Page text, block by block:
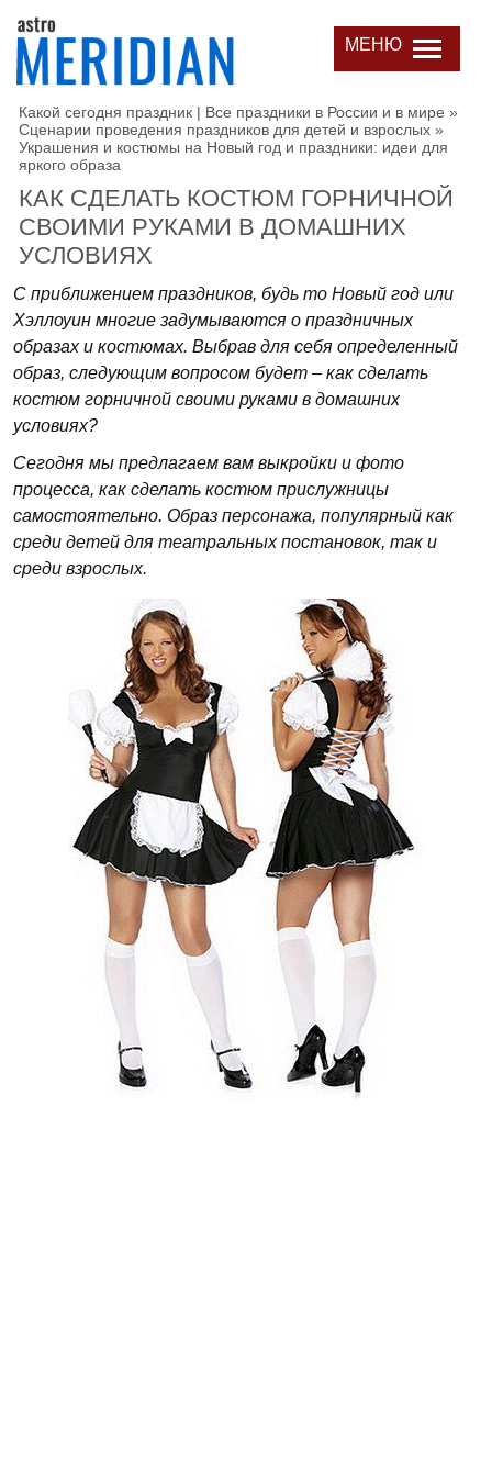
МЕНЮ
Какой сегодня праздник | Все праздники в России и в мире »
Сценарии проведения праздников для детей и взрослых »
Украшения и костюмы на Новый год и праздники: идеи для
яркого образа
КАК СДЕЛАТЬ КОСТЮМ ГОРНИЧНОЙ
СВОИМИ РУКАМИ В ДОМАШНИХ
УСЛОВИЯХ
С приближением праздников, будь то Новый год или
Хэллоуин многие задумываются о праздничных
образах и костюмах. Выбрав для себя определенный
образ, следующим вопросом будет – как сделать
костюм горничной своими руками в домашних
условиях?
Сегодня мы предлагаем вам выкройки и фото
процесса, как сделать костюм прислужницы
самостоятельно. Образ персонажа, популярный как
среди детей для театральных постановок, так и
среди взрослых.